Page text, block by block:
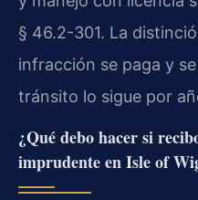
§ 46.2-301. La
infracción se paga y
tránsito lo sigue por
¿Qué debo hacer si
imprudente en Isle of